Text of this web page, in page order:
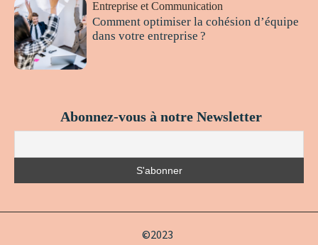
Entreprise et Communication
Comment optimiser la cohésion d’équipe
dans votre entreprise ?
Abonnez-vous à notre Newsletter
©2023